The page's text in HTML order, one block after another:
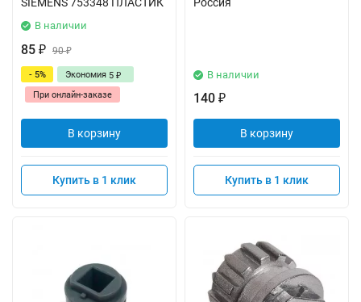
В наличии
85 ₽ 90₽
- 5% Экономия 5 ₽
При онлайн-заказе
В корзину
Купить в 1 клик
В наличии
140 ₽
В корзину
Купить в 1 клик